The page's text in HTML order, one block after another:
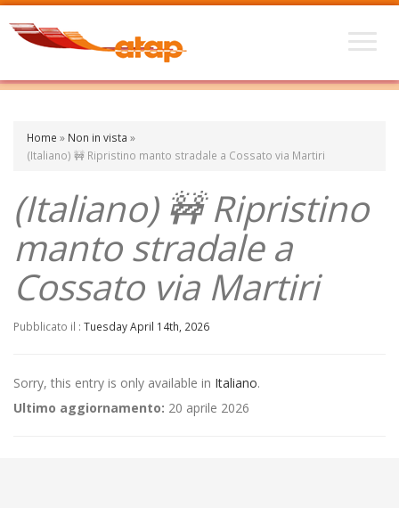
Home » Non in vista »
(Italiano) 🚧 Ripristino manto stradale a Cossato via Martiri
(Italiano) 🚧 Ripristino
manto stradale a
Cossato via Martiri
Pubblicato il : Tuesday April 14th, 2026
Sorry, this entry is only available in Italiano.
Ultimo aggiornamento: 20 aprile 2026